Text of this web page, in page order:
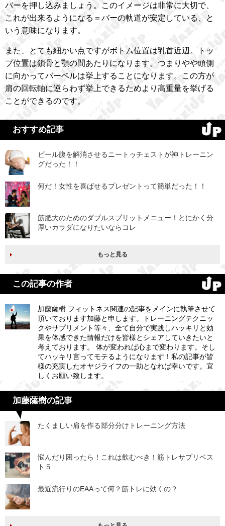
バーを押し込みましょう。このイメージは非常に大切で、
これが出来るようになる＝バーの軌道が安定している、と
いう意味になります。
また、とても細かい点ですがボトム位置は乳首近辺。トッ
プ位置は鎖骨と顎の間あたりになります。つまりやや頭側
に向かってバーベルは挙上することになります。この方が
肩の回転軸に逆らわず挙上できるためより高重量を挙げる
ことができるのです。
おすすめ記事
ビール腹を解消させるニートゥチェストが神トレーニン
グだった！！
何だ！女性を喜ばせるプレゼントって簡単だった！！
筋肥大のためのダブルスプリットメニュー！とにかく分
厚いカラダになりたいならコレ
もっと見る
この記事の作者
加藤薩樹 フィットネス関連の記事をメインに執筆させて
頂いております加藤と申します。トレーニングテクニッ
クやサプリメント等々、全て自分で実践しハッキリと効
果を体感できた情報だけを皆様とシェアしていきたいと
考えております。 体が変われば心まで変わります。そし
てハッキリ言ってモテるようになります！私の記事が皆
様の充実したオヤジライフの一助となれば幸いです。宜
しくお願い致します。
加藤薩樹の記事
たくましい肩を作る部分分けトレーニング方法
悩んだり困ったら！これは飲むべき！筋トレサプリベス
ト５
最近流行りのEAAって何？筋トレに効くの？